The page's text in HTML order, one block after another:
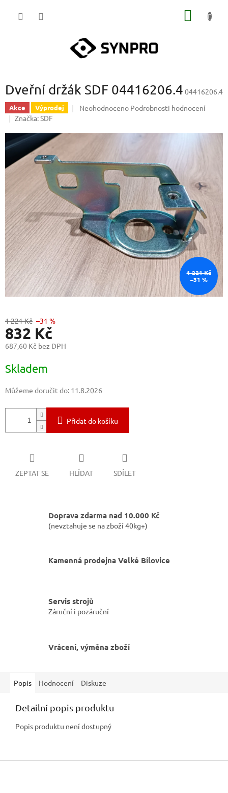
Dveřní držák SDF 04416206.4 04416206.4
Akce Výprodej
Průměrné
5
hvězdiček.
Neohodnoceno Podrobnosti hodnocení
Značka:SDF
1 221 Kč
–31 %
1 221 Kč –31 %
832 Kč
687,60 Kč bez DPH
cena:
Skladem
Můžeme doručit do: 11.8.2026
Přidat do košíku
ZEPTAT SE HLÍDAT SDÍLET
Doprava zdarma nad 10.000 Kč
(nevztahuje se na zboží 40kg+)
Kamenná prodejna Velké Bílovice
Servis strojů
Záruční i pozáruční
Vrácení, výměna zboží
Popis Hodnocení Diskuze
Detailní popis produktu
Popis produktu není dostupný
Z